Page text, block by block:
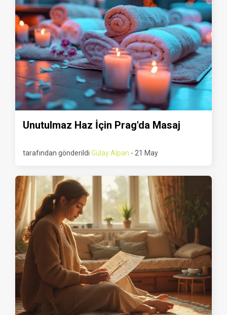
Unutulmaz Haz İçin Prag'da Masaj
tarafından gönderildi Gülay Alpan - 21 May